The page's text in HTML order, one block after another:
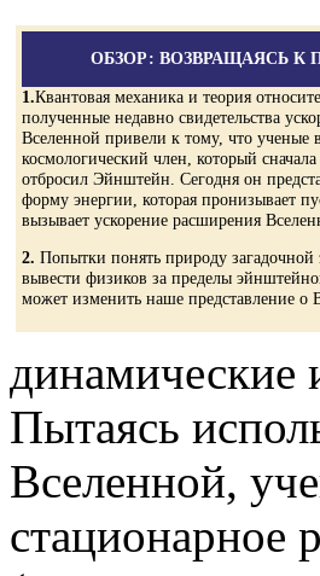
ОБЗОР: ВОЗВРАЩАЯСЬ
1.Квантовая механика и теория
полученные недавно свидетельства
Вселенной привели к тому, что ученые
космологический член, который
отбросил Эйнштейн. Сегодня он
форму энергии, которая пронизывает
вызывает ускорение расширения
2. Попытки понять природу загадочной
вывести физиков за пределы
может изменить наше представление о
динамические
Пытаясь
Вселенной,
стационарное